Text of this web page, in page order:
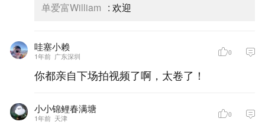
单爱富William :欢迎
哇塞小赖
1年前 广东深圳 0
你都亲自下场拍视频了啊，太卷了！
小小锦鲤春满塘
1年前 天津 0